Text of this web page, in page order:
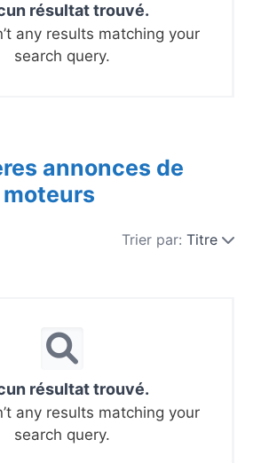
résultat trouvé.
any results matching your
search query.
annonces de
Trier par: Titre
résultat trouvé.
any results matching your
search query.